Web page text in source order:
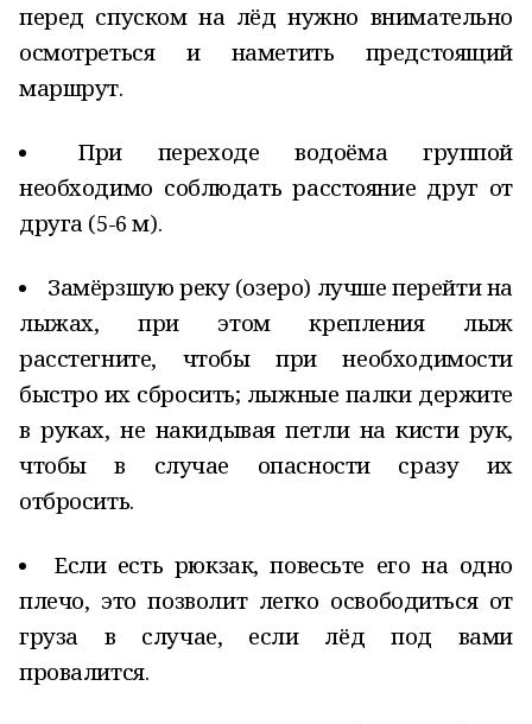
перед спуском на лёд нужно внимательно
осмотреться и наметить предстоящий
маршрут.
При переходе водоёма группой
необходимо соблюдать расстояние друг от
друга (5-6 м).
Замёрзшую реку (озеро) лучше перейти на
лыжах, при этом крепления лыж
расстегните, чтобы при необходимости
быстро их сбросить; лыжные палки держите
в руках, не накидывая петли на кисти рук,
чтобы в случае опасности сразу их
отбросить.
Если есть рюкзак, повесьте его на одно
плечо, это позволит легко освободиться от
груза в случае, если лёд под вами
провалится.